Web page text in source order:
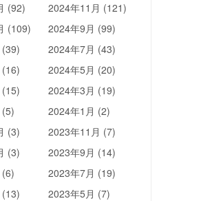
(92)
2024年11月 (121)
(109)
2024年9月 (99)
2024年7月 (43)
2024年5月 (20)
2024年3月 (19)
2024年1月 (2)
(3)
2023年11月 (7)
(3)
2023年9月 (14)
2023年7月 (19)
2023年5月 (7)